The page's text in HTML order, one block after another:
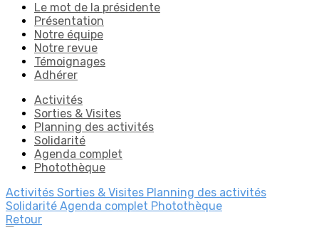
Le mot de la présidente
Présentation
Notre équipe
Notre revue
Témoignages
Adhérer
Activités
Sorties & Visites
Planning des activités
Solidarité
Agenda complet
Photothèque
Activités Sorties & Visites Planning des activités
Solidarité Agenda complet Photothèque
Retour